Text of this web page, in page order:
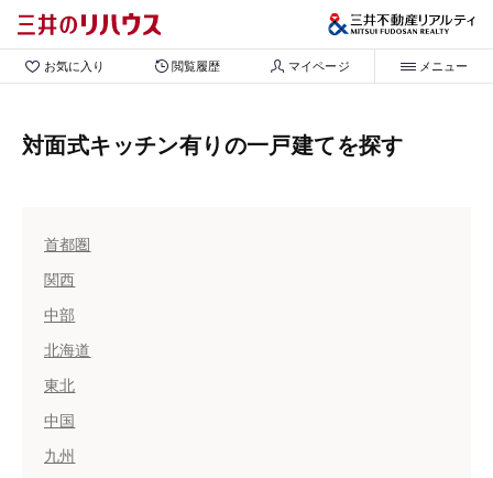
お気に入り 閲覧履歴 マイページ メニュー
対面式キッチン有りの一戸建てを探す
首都圏
関西
中部
北海道
東北
中国
九州